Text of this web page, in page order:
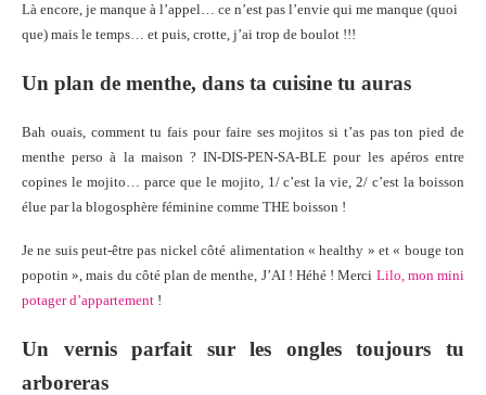
Là encore, je manque à l’appel… ce n’est pas l’envie qui me manque (quoi
que) mais le temps… et puis, crotte, j’ai trop de boulot !!!
Un plan de menthe, dans ta cuisine tu auras
Bah ouais, comment tu fais pour faire ses mojitos si t’as pas ton pied de
menthe perso à la maison ? IN-DIS-PEN-SA-BLE pour les apéros entre
copines le mojito… parce que le mojito, 1/ c’est la vie, 2/ c’est la boisson
élue par la blogosphère féminine comme THE boisson !
Je ne suis peut-être pas nickel côté alimentation « healthy » et « bouge ton
popotin », mais du côté plan de menthe, J’AI ! Héhé ! Merci Lilo, mon mini
potager d’appartement !
Un vernis parfait sur les ongles toujours tu
arboreras